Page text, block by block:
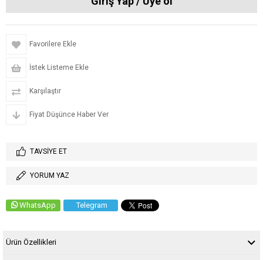
Favorilere Ekle
İstek Listeme Ekle
Karşılaştır
Fiyat Düşünce Haber Ver
TAVSIYE ET
YORUM YAZ
WhatsApp Telegram
Ürün Özellikleri